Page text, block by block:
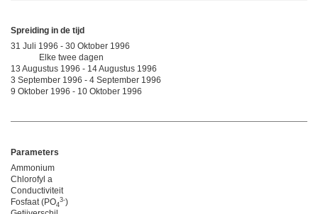
Spreiding in de tijd
31 Juli 1996 - 30 Oktober 1996
Elke twee dagen
13 Augustus 1996 - 14 Augustus 1996
3 September 1996 - 4 September 1996
9 Oktober 1996 - 10 Oktober 1996
Parameters
Ammonium
Chlorofyl a
Conductiviteit
Fosfaat (PO4
3-)